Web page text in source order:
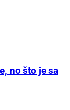
no što je sa